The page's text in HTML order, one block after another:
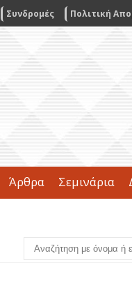
Συνδρομές Πολιτική
Άρθρα Σεμινάρια